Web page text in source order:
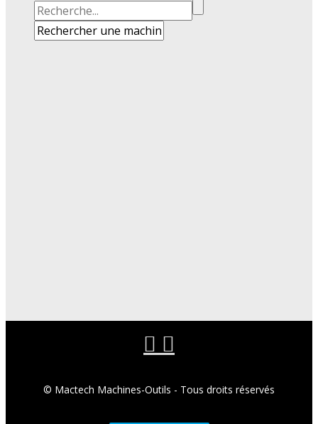
© Mactech Machines-Outils - Tous droits réservés